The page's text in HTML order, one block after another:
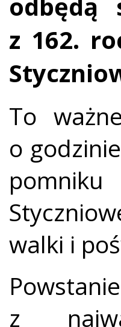
z 162.
To
o
walki i
z